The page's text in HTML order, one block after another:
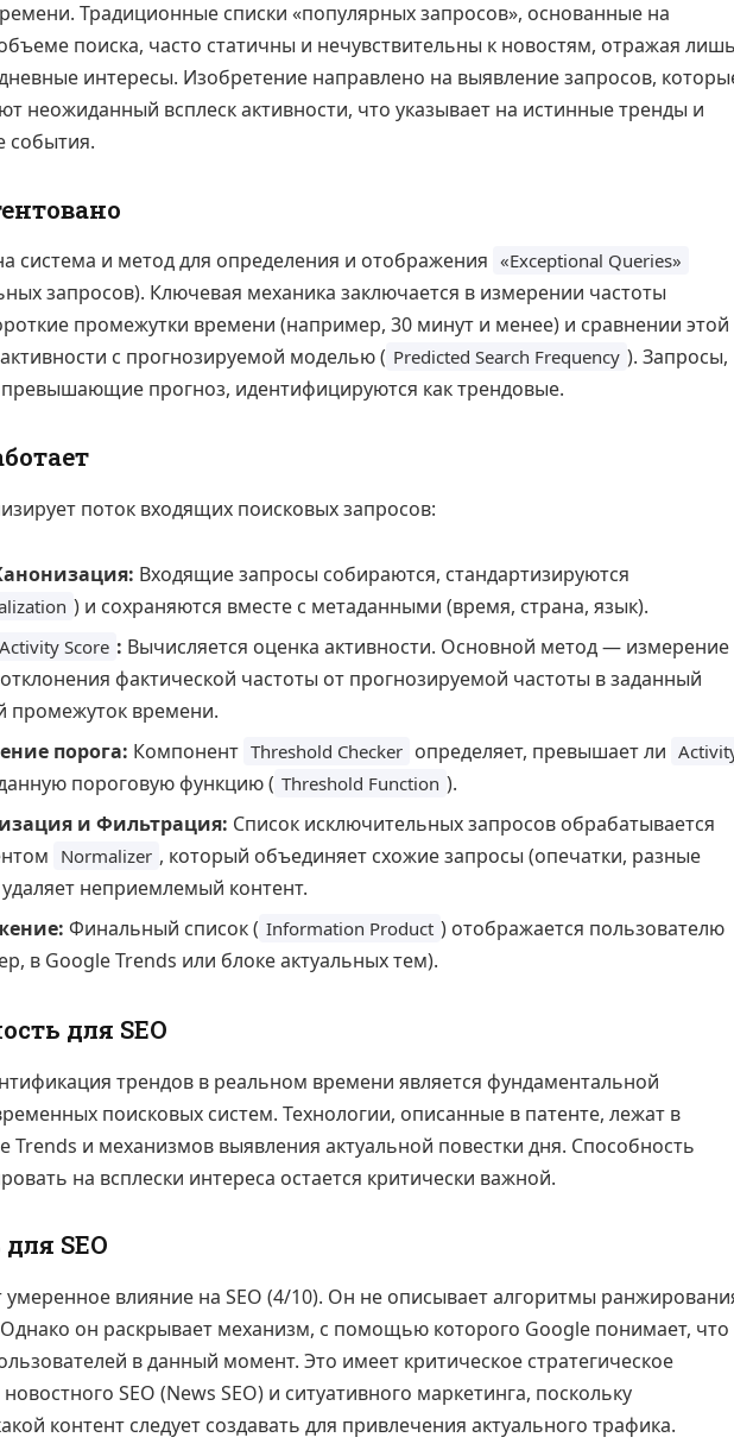
Традиционные списки «популярных запросов», основанные на
поиска, часто статичны и нечувствительны к новостям, отражая
интересы. Изобретение направлено на выявление запросов,
неожиданный всплеск активности, что указывает на истинные тренды и
события.
система и метод для определения и отображения «Exceptional Queries»
запросов). Ключевая механика заключается в измерении частоты
промежутки времени (например, 30 минут и менее) и сравнении этой
с прогнозируемой моделью ( Predicted Search Frequency ). Запросы,
прогноз, идентифицируются как трендовые.
поток входящих поисковых запросов:
Входящие запросы собираются, стандартизируются
) и сохраняются вместе с метаданными (время, страна, язык).
Activity Score : Вычисляется оценка активности. Основной метод — измерение
фактической частоты от прогнозируемой частоты в заданный
промежуток времени.
порога: Компонент Threshold Checker определяет, превышает ли
пороговую функцию ( Threshold Function ).
и Фильтрация: Список исключительных запросов обрабатывается
Normalizer , который объединяет схожие запросы (опечатки, разные
неприемлемый контент.
Финальный список ( Information Product ) отображается пользователю
в Google Trends или блоке актуальных тем).
для SEO
трендов в реальном времени является фундаментальной
поисковых систем. Технологии, описанные в патенте, лежат в
Trends и механизмов выявления актуальной повестки дня. Способность
на всплески интереса остается критически важной.
SEO
умеренное влияние на SEO (4/10). Он не описывает алгоритмы
он раскрывает механизм, с помощью которого Google понимает, что
в данный момент. Это имеет критическое стратегическое
SEO (News SEO) и ситуативного маркетинга, поскольку
контент следует создавать для привлечения актуального трафика.